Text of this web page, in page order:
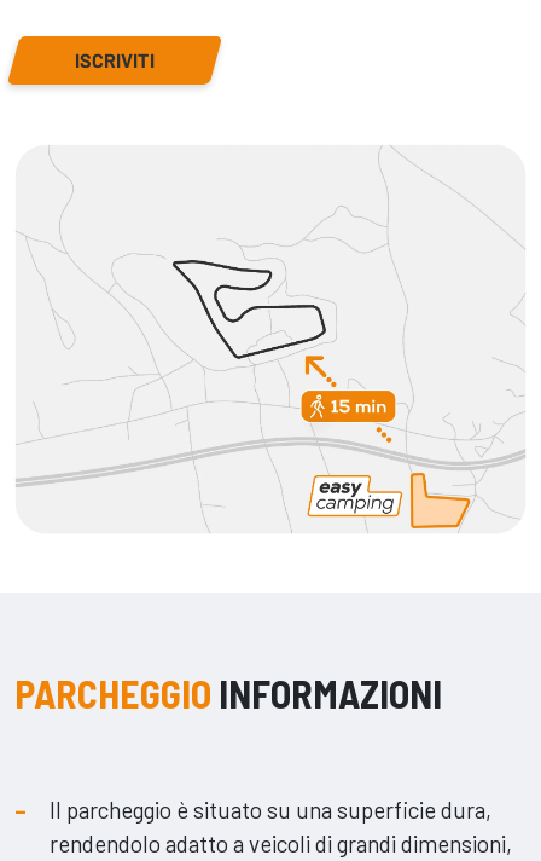
ISCRIVITI
PARCHEGGIO INFORMAZIONI
Il parcheggio è situato su una superficie dura,
rendendolo adatto a veicoli di grandi dimensioni,